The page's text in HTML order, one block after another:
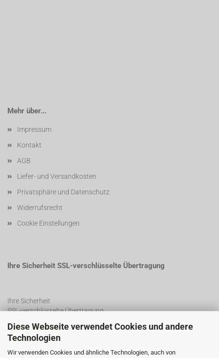
Diese Webseite verwendet Cookies und andere
Technologien
Wir verwenden Cookies und ähnliche Technologien, auch von
Mehr über...
Impressum
Kontakt
AGB
Liefer- und Versandkosten
Privatsphäre und Datenschutz
Widerrufsrecht
Cookie Einstellungen
Ihre Sicherheit SSL-verschlüsselte Übertragung
Ihre Sicherheit
SSL-verschlüsselte Übertragung
SSL Certificate